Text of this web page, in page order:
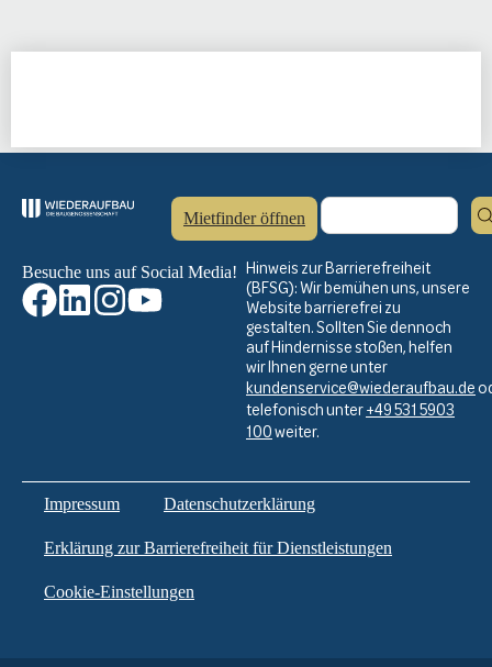
Mietfinder öffnen
Besuche uns auf Social Media! Hinweis zur Barrierefreiheit
(BFSG): Wir bemühen uns, unsere
Website barrierefrei zu
gestalten. Sollten Sie dennoch
auf Hindernisse stoßen, helfen
wir Ihnen gerne unter
kundenservice@wiederaufbau.de
telefonisch unter+49 531 5903
100weiter.
Impressum Datenschutzerklärung
Erklärung zur Barrierefreiheit für Dienstleistungen
Cookie-Einstellungen